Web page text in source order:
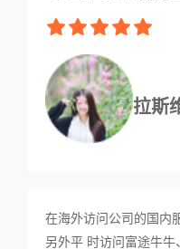
拉斯
在海外访问公司的国内
另外平 时访问富途牛